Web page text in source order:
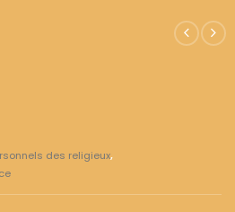
des religieux,